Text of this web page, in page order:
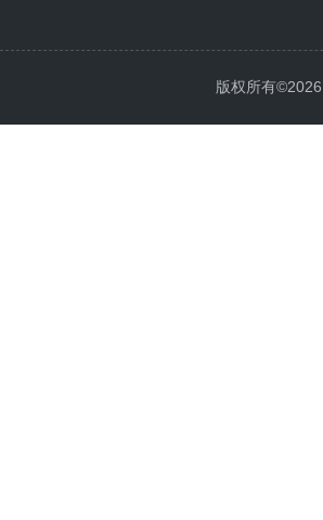
版权所有